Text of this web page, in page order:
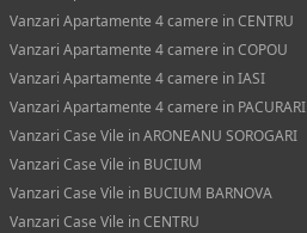
Vanzari Apartamente 4 camere in CENTRU
Vanzari Apartamente 4 camere in COPOU
Vanzari Apartamente 4 camere in IASI
Vanzari Apartamente 4 camere in PACURARI
Vanzari Case Vile in ARONEANU SOROGARI
Vanzari Case Vile in BUCIUM
Vanzari Case Vile in BUCIUM BARNOVA
Vanzari Case Vile in CENTRU